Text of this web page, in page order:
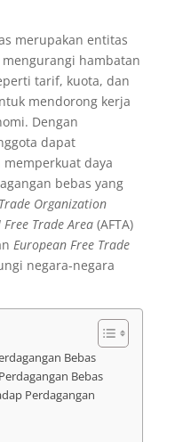
merupakan entitas
hambatan
tarif, kuota, dan
mendorong kerja
Dengan
dapat
daya
bebas yang
Organization
Free Trade Area(AFTA)
European Free Trade
negara-negara
Bebas
Bebas
Perdagangan